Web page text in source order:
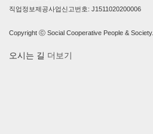
직업정보제공사업신고번호: J1511020200006
Copyright ⓒ Social Cooperative People & Society.
오시는 길 더보기